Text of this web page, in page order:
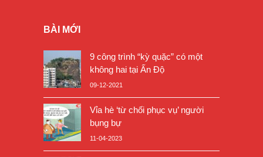
BÀI MỚI
9 công trình “kỳ quặc” có một
không hai tại Ấn Độ
09-12-2021
Vỉa hè ‘từ chối phục vụ’ người
bụng bự
11-04-2023